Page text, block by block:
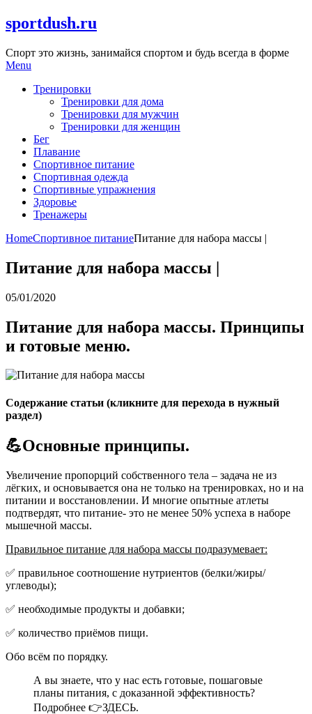
Skip
to
sportdush.ru
Спорт это жизнь, занимайся спортом и будь всегда в форме
Menu
Тренировки
Тренировки для дома
Тренировки для мужчин
Тренировки для женщин
Бег
Плавание
Спортивное питание
Спортивная одежда
Спортивные упражнения
Здоровье
Тренажеры
HomeСпортивное питаниеПитание для набора массы |
Питание для набора массы |
05/01/2020
Питание для набора массы. Принципы
и готовые меню.
Содержание статьи (кликните для перехода в нужный
раздел)
💪Основные принципы.
Увеличение пропорций собственного тела – задача не из
лёгких, и основывается она не только на тренировках, но и на
питании и восстановлении. И многие опытные атлеты
подтвердят, что питание- это не менее 50% успеха в наборе
мышечной массы.
Правильное питание для набора массы подразумевает:
✅ правильное соотношение нутриентов (белки/жиры/
углеводы);
✅ необходимые продукты и добавки;
✅ количество приёмов пищи.
Обо всём по порядку.
А вы знаете, что у нас есть готовые, пошаговые
планы питания, с доказанной эффективность?
Подробнее 👉ЗДЕСЬ.